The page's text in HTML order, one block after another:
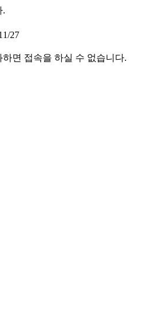
.
27
면 접속을 하실 수 없습니다.